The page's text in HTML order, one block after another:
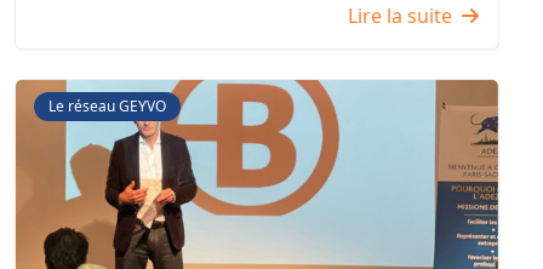
Lire la suite
Le réseau GEYVO